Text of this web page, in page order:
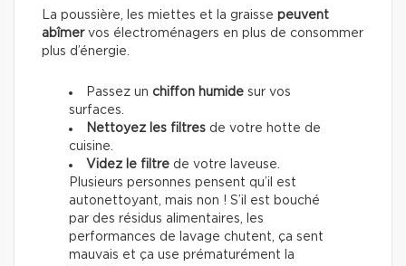
La poussière, les miettes et la graisse peuvent
abîmervos électroménagers en plus de consommer
plus d’énergie.
Passez un chiffon humide sur vos
surfaces.
Nettoyez les filtres de votre hotte de
cuisine.
Videz le filtre de votre laveuse.
Plusieurs personnes pensent qu’il est
autonettoyant, mais non ! S’il est bouché
par des résidus alimentaires, les
performances de lavage chutent, ça sent
mauvais et ça use prématurément la